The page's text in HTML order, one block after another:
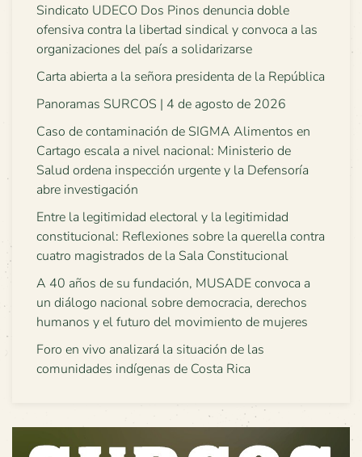
Sindicato UDECO Dos Pinos denuncia doble
ofensiva contra la libertad sindical y convoca a las
organizaciones del país a solidarizarse
Carta abierta a la señora presidenta de la República
Panoramas SURCOS | 4 de agosto de 2026
Caso de contaminación de SIGMA Alimentos en
Cartago escala a nivel nacional: Ministerio de
Salud ordena inspección urgente y la Defensoría
abre investigación
Entre la legitimidad electoral y la legitimidad
constitucional: Reflexiones sobre la querella contra
cuatro magistrados de la Sala Constitucional
A 40 años de su fundación, MUSADE convoca a
un diálogo nacional sobre democracia, derechos
humanos y el futuro del movimiento de mujeres
Foro en vivo analizará la situación de las
comunidades indígenas de Costa Rica